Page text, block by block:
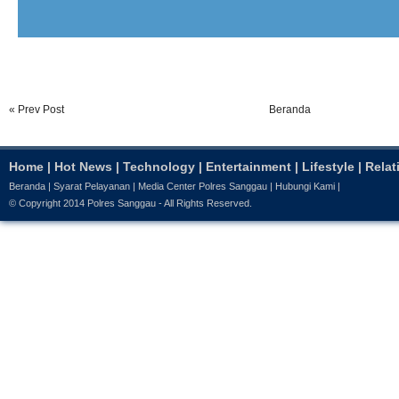
« Prev Post Beranda
Home | Hot News | Technology | Entertainment | Lifestyle |
Beranda Syarat Pelayanan Media Center Polres Sanggau Hubungi Kami
© Copyright 2014 Polres Sanggau - All Rights Reserved.